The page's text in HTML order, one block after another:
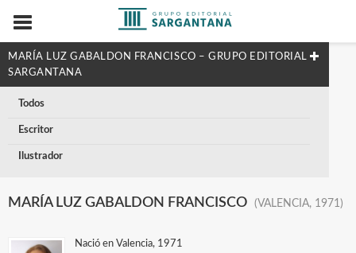
MARÍA LUZ GABALDON FRANCISCO – GRUPO EDITORIAL
SARGANTANA
Todos
Escritor
Ilustrador
MARÍA LUZ GABALDON FRANCISCO (VALENCIA, 1971)
Nació en Valencia, 1971